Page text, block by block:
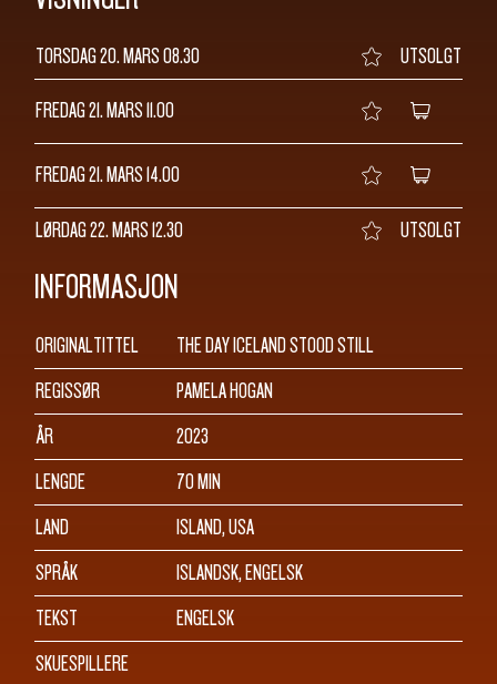
TORSDAG 20. MARS08.30 UTSOLGT
FREDAG 21. MARS11.00
FREDAG 21. MARS14.00
LØRDAG 22. MARS12.30 UTSOLGT
INFORMASJON
ORIGINALTITTEL
THE DAY ICELAND STOOD STILL
REGISSØR
PAMELA HOGAN
ÅR
2023
LENGDE
70 MIN
LAND
ISLAND, USA
SPRÅK
ISLANDSK, ENGELSK
TEKST
ENGELSK
SKUESPILLERE